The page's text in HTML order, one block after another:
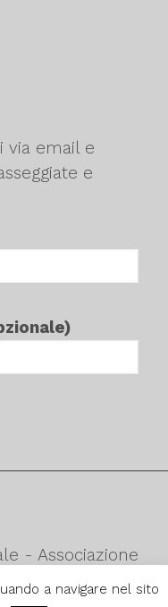
via email e
e
- Associazione
turistica
a navigare nel sito